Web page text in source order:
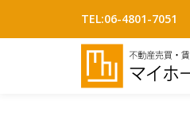
コ
TEL:06-4801-7051